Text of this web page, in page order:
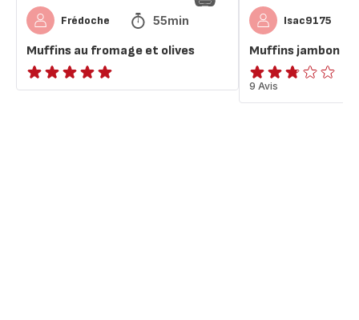
Frédoche 55min
Muffins au fromage et olives
ratings.NaN
Isac9175
Muffins jambon
ratings.2.7
9 Avis